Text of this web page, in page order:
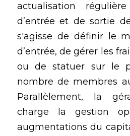
actualisation
d’entrée et de sortie
s'agisse de définir le
d’entrée, de gérer les
ou de statuer sur le
nombre de membres
Parallèlement, la
charge la gestion
augmentations du